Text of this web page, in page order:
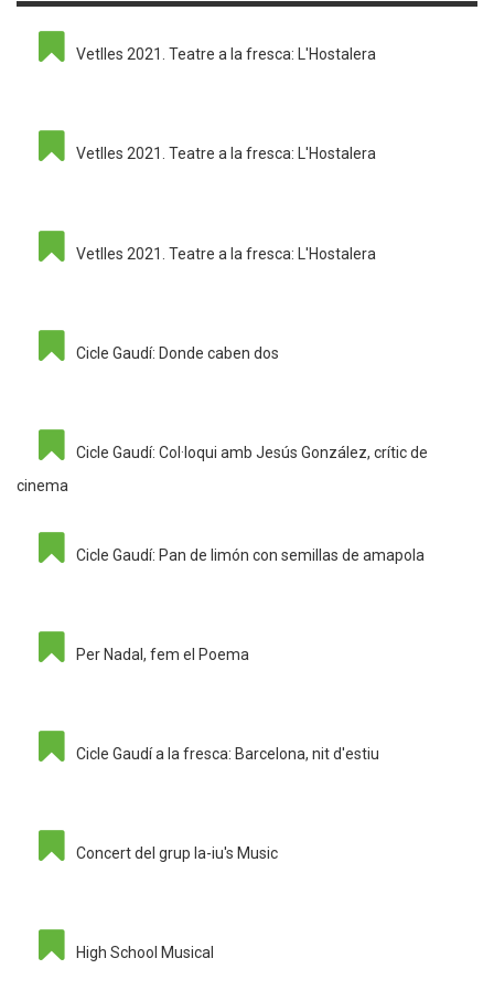
Vetlles 2021. Teatre a la fresca: L'Hostalera
Vetlles 2021. Teatre a la fresca: L'Hostalera
Vetlles 2021. Teatre a la fresca: L'Hostalera
Cicle Gaudí: Donde caben dos
Cicle Gaudí: Col·loqui amb Jesús González, crític de
cinema
Cicle Gaudí: Pan de limón con semillas de amapola
Per Nadal, fem el Poema
Cicle Gaudí a la fresca: Barcelona, nit d'estiu
Concert del grup Ia-iu's Music
High School Musical